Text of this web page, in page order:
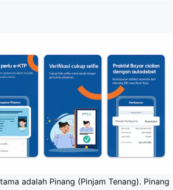
adalah Pinang (Pinjam Tenang). Pinang